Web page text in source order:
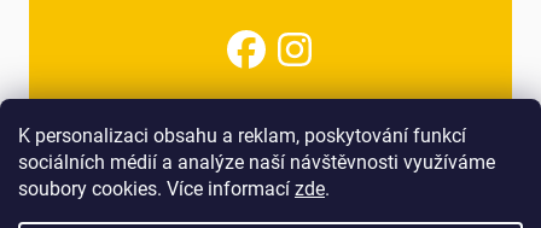
K personalizaci obsahu a reklam, poskytování funkcí
sociálních médií a analýze naší návštěvnosti využíváme
soubory cookies. Více informací zde.
info@drubezarnahoresovice.cz